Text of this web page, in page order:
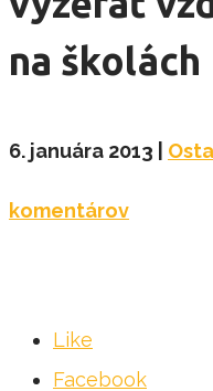
na školách
6. januára 2013
komentárov
Like
Facebook